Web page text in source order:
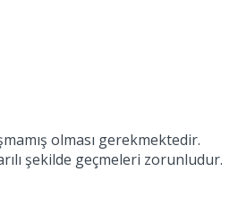
olması gerekmektedir.
şekilde geçmeleri zorunludur.